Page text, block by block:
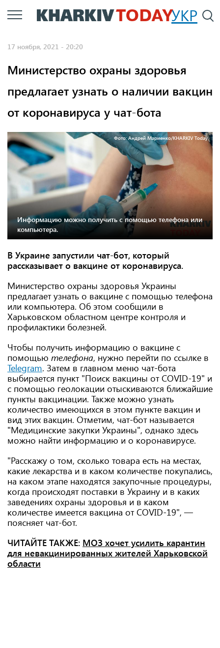
Перейти
к
УКР
17 ноября, 2021 - 20:20
Министерство охраны здоровья
предлагает узнать о наличии вакцин
от коронавируса у чат-бота
Фото: Андрей Мариенко/KHARKIV Today
Информацию можно получить с помощью телефона или
компьютера.
В Украине запустили чат-бот, который
рассказывает о вакцине от коронавируса.
Министерство охраны здоровья Украины
предлагает узнать о вакцине с помощью телефона
или компьютера. Об этом сообщили в
Харьковском областном центре контроля и
профилактики болезней.
Чтобы получить информацию о вакцине с
помощью телефона, нужно перейти по ссылке в
Telegram. Затем в главном меню чат-бота
выбирается пункт "Поиск вакцины от COVID-19" и
с помощью геолокации отыскиваются ближайшие
пункты вакцинации. Также можно узнать
количество имеющихся в этом пункте вакцин и
вид этих вакцин. Отметим, чат-бот называется
"Медицинские закупки Украины", однако здесь
можно найти информацию и о коронавирусе.
"Расскажу о том, сколько товара есть на местах,
какие лекарства и в каком количестве покупались,
на каком этапе находятся закупочные процедуры,
когда происходят поставки в Украину и в каких
заведениях охраны здоровья и в каком
количестве имеется вакцина от COVID-19", —
поясняет чат-бот.
ЧИТАЙТЕ ТАКЖЕ: МОЗ хочет усилить карантин
для невакцинированных жителей Харьковской
области